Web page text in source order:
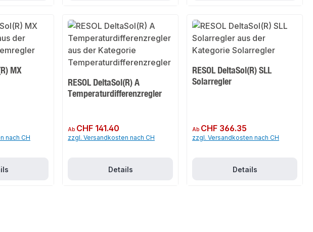
MX
nach CH
RESOL DeltaSol(R) A
Temperaturdifferenzregler
Regulärer Preis:
Ab CHF 141.40
zzgl. Versandkosten nach CH
Details
RESOL DeltaSol(R) SLL
Solarregler
Regulärer Preis:
Ab CHF 366.35
zzgl. Versandkosten nach CH
Details